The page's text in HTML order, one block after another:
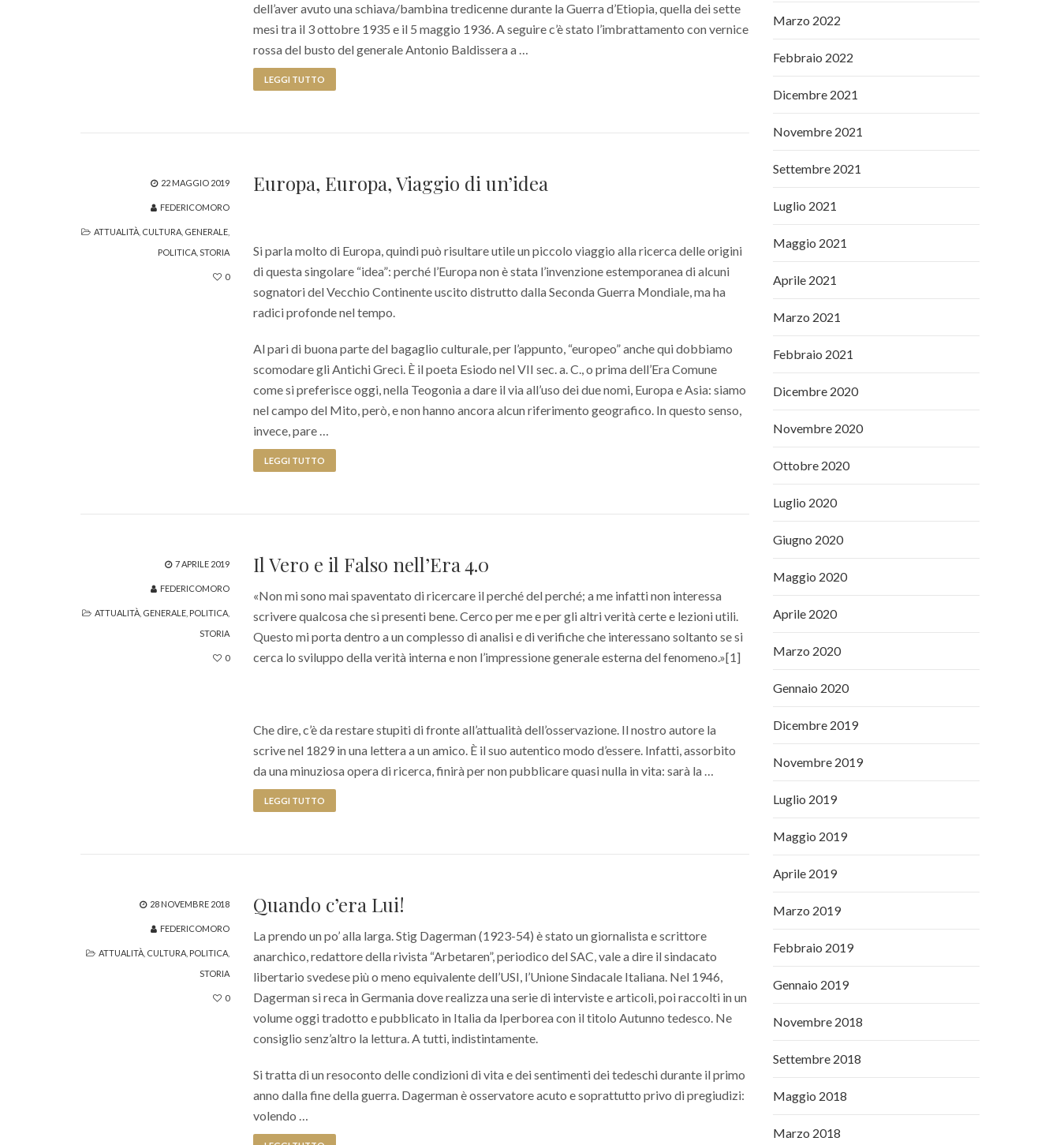
dell’aver avuto una schiava/bambina tredicenne durante la Guerra d’Etiopia, quella dei sette
mesi tra il 3 ottobre 1935 e il 5 maggio 1936. A seguire c’è stato l’imbrattamento con vernice
rossa del busto del generale Antonio Baldissera a …
LEGGI TUTTO
22 MAGGIO 2019
FEDERICOMORO
ATTUALITÀ CULTURA GENERALE
POLITICA ,STORIA
0
Europa, Europa, Viaggio di un’idea
Si parla molto di Europa, quindi può risultare utile un piccolo viaggio alla ricerca delle origini
di questa singolare “idea”: perché l’Europa non è stata l’invenzione estemporanea di alcuni
sognatori del Vecchio Continente uscito distrutto dalla Seconda Guerra Mondiale, ma ha
radici profonde nel tempo.
Al pari di buona parte del bagaglio culturale, per l’appunto, “europeo” anche qui dobbiamo
scomodare gli Antichi Greci. È il poeta Esiodo nel VII sec. a. C., o prima dell’Era Comune
come si preferisce oggi, nella Teogonia a dare il via all’uso dei due nomi, Europa e Asia: siamo
nel campo del Mito, però, e non hanno ancora alcun riferimento geografico. In questo senso,
invece, pare …
LEGGI TUTTO
7 APRILE 2019
FEDERICOMORO
ATTUALITÀ GENERALE POLITICA
STORIA
0
Il Vero e il Falso nell’Era 4.0
«Non mi sono mai spaventato di ricercare il perché del perché; a me infatti non interessa
scrivere qualcosa che si presenti bene. Cerco per me e per gli altri verità certe e lezioni utili.
Questo mi porta dentro a un complesso di analisi e di verifiche che interessano soltanto se si
cerca lo sviluppo della verità interna e non l’impressione generale esterna del fenomeno.»[1]
Che dire, c’è da restare stupiti di fronte all’attualità dell’osservazione. Il nostro autore la
scrive nel 1829 in una lettera a un amico. È il suo autentico modo d’essere. Infatti, assorbito
da una minuziosa opera di ricerca, finirà per non pubblicare quasi nulla in vita: sarà la …
LEGGI TUTTO
28 NOVEMBRE 2018
FEDERICOMORO
ATTUALITÀ CULTURA POLITICA
STORIA
0
Quando c’era Lui!
La prendo un po’ alla larga. Stig Dagerman (1923-54) è stato un giornalista e scrittore
anarchico, redattore della rivista “Arbetaren”, periodico del SAC, vale a dire il sindacato
libertario svedese più o meno equivalente dell’USI, l’Unione Sindacale Italiana. Nel 1946,
Dagerman si reca in Germania dove realizza una serie di interviste e articoli, poi raccolti in un
volume oggi tradotto e pubblicato in Italia da Iperborea con il titolo Autunno tedesco. Ne
consiglio senz’altro la lettura. A tutti, indistintamente.
Si tratta di un resoconto delle condizioni di vita e dei sentimenti dei tedeschi durante il primo
anno dalla fine della guerra. Dagerman è osservatore acuto e soprattutto privo di pregiudizi:
volendo …
Marzo 2022
Febbraio 2022
Dicembre 2021
Novembre 2021
Settembre 2021
Luglio 2021
Maggio 2021
Aprile 2021
Marzo 2021
Febbraio 2021
Dicembre 2020
Novembre 2020
Ottobre 2020
Luglio 2020
Giugno 2020
Maggio 2020
Aprile 2020
Marzo 2020
Gennaio 2020
Dicembre 2019
Novembre 2019
Luglio 2019
Maggio 2019
Aprile 2019
Marzo 2019
Febbraio 2019
Gennaio 2019
Novembre 2018
Settembre 2018
Maggio 2018
Marzo 2018